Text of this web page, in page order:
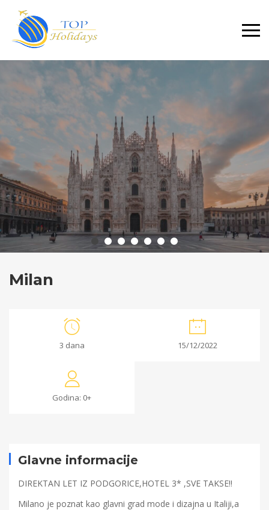
Primary
Menu
Milan
3 dana 15/12/2022
Godina: 0+
Milan
Glavne informacije
DIREKTAN LET IZ PODGORICE,HOTEL 3* ,SVE TAKSE!!
Milano je poznat kao glavni grad mode i dizajna u Italiji,a